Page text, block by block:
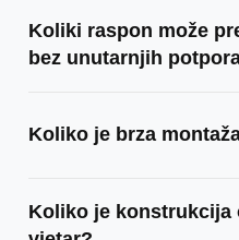
Koliki raspon može
bez unutarnjih
do 50 metara bez ikakve
Koliko je brza
roku od 14 dana. Mala
Koliko je konstrukcija